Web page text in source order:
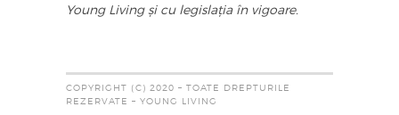
Young Living și cu legislația în vigoare.
COPYRIGHT (C) 2020 – TOATE DREPTURILE
REZERVATE – YOUNG LIVING